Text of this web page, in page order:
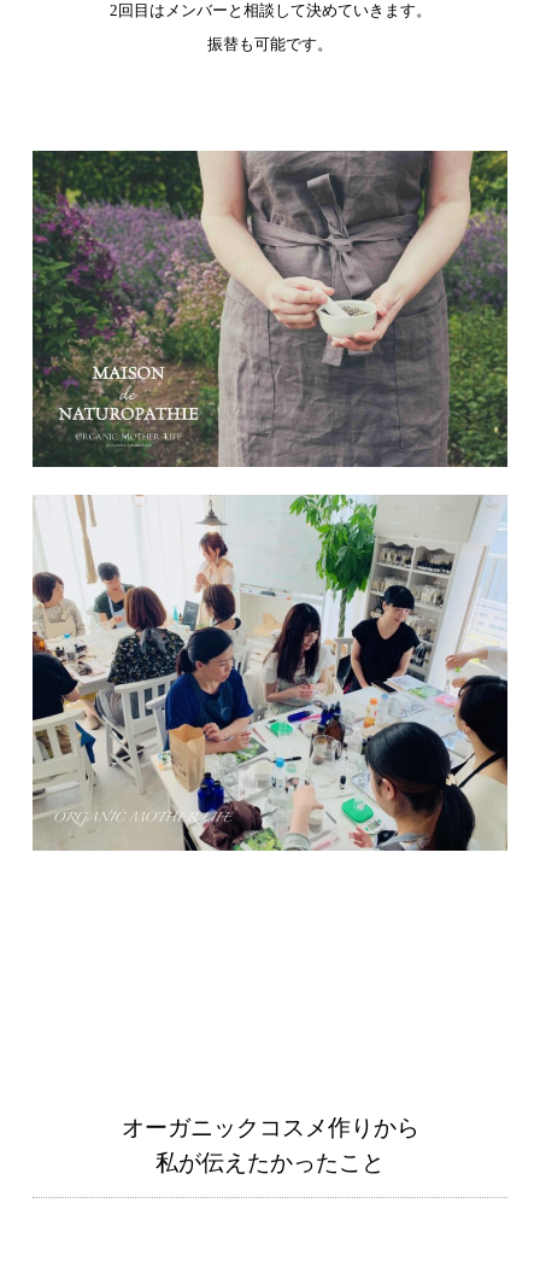
2回目はメンバーと相談して決めていきます。
振替も可能です。
オーガニックコスメ作りから
私が伝えたかったこと